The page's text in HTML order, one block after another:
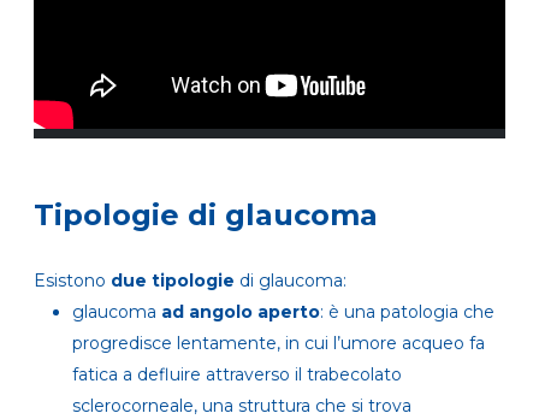
Tipologie di glaucoma
Esistono due tipologie di glaucoma:
glaucoma ad angolo aperto: è una patologia che
progredisce lentamente, in cui l’umore acqueo fa
fatica a defluire attraverso il trabecolato
sclerocorneale, una struttura che si trova